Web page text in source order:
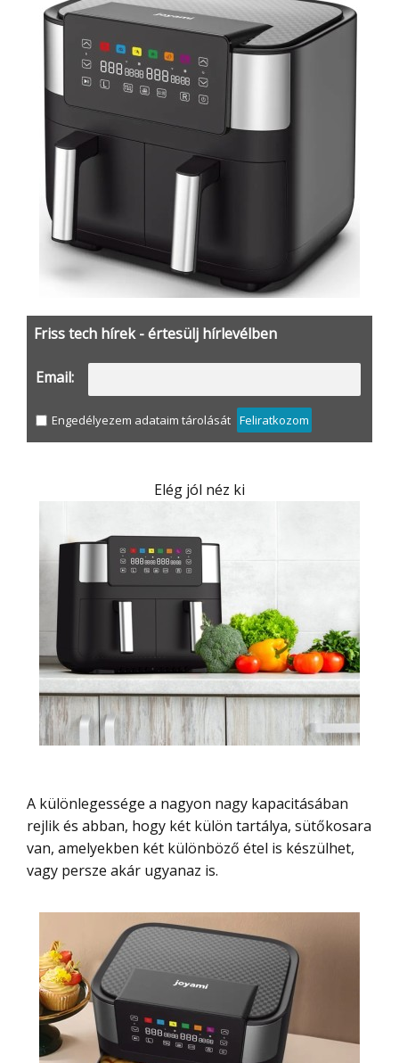
Friss tech hírek - értesülj hírlevélben
Email:
Engedélyezem adataim tárolását Feliratkozom
Elég jól néz ki
A különlegessége a nagyon nagy kapacitásában
rejlik és abban, hogy két külön tartálya, sütőkosara
van, amelyekben két különböző étel is készülhet,
vagy persze akár ugyanaz is.